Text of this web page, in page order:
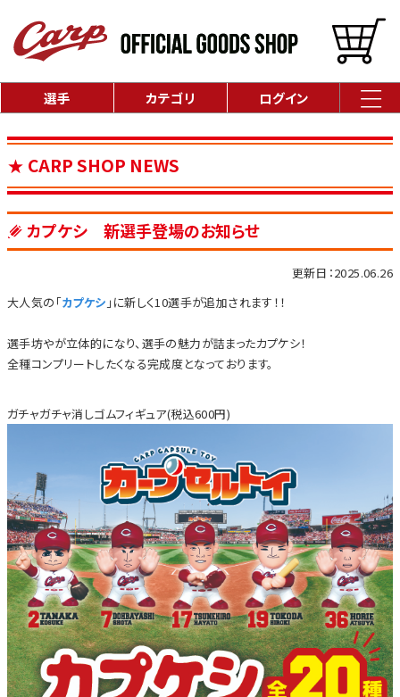
選手 カテゴリ ログイン
CARP SHOP NEWS
カプケシ 新選手登場のお知らせ
更新日：2025.06.26
大人気の「カプケシ 」に新しく10選手が追加されます！！
選手坊やが立体的になり、選手の魅力が詰まったカプケシ！
全種コンプリートしたくなる完成度となっております。
ガチャガチャ消しゴムフィギュア(税込600円)